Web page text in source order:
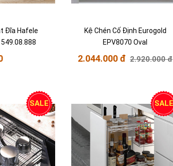
Đĩa Hafele
Kệ Chén Cố Định Eurogold
EPV8070 Oval
2.044.000 đ 2.920.000 đ
SALE SALE